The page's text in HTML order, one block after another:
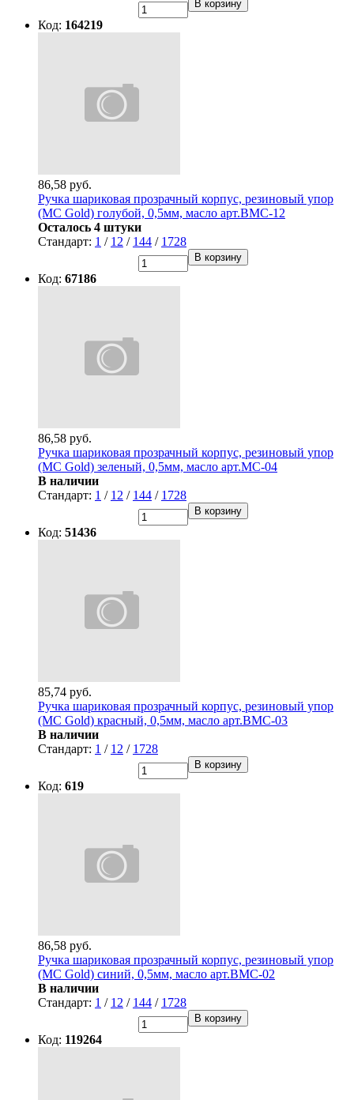
В корзину
Код: 164219
86,58 руб.
Ручка шариковая прозрачный корпус, резиновый упор
(MC Gold) голубой, 0,5мм, масло арт.BMC-12
Осталось 4 штуки
Стандарт: 1 / 12 / 144 / 1728
В корзину
Код: 67186
86,58 руб.
Ручка шариковая прозрачный корпус, резиновый упор
(MC Gold) зеленый, 0,5мм, масло арт.MC-04
В наличии
Стандарт: 1 / 12 / 144 / 1728
В корзину
Код: 51436
85,74 руб.
Ручка шариковая прозрачный корпус, резиновый упор
(MC Gold) красный, 0,5мм, масло арт.BMC-03
В наличии
Стандарт: 1 / 12 / 1728
В корзину
Код: 619
86,58 руб.
Ручка шариковая прозрачный корпус, резиновый упор
(MC Gold) синий, 0,5мм, масло арт.BMC-02
В наличии
Стандарт: 1 / 12 / 144 / 1728
В корзину
Код: 119264